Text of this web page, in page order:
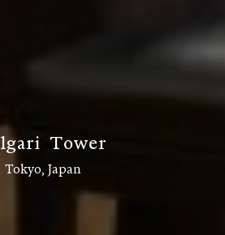
lgari Tower
Tokyo, Japan